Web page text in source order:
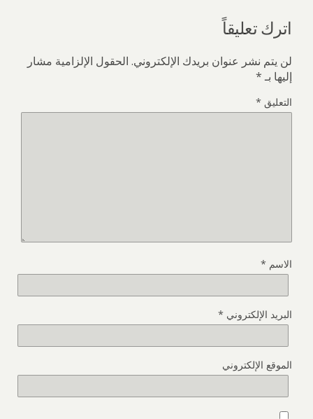
اترك تعليقاً
لن يتم نشر عنوان بريدك الإلكتروني. الحقول الإلزامية مشار
إليها بـ*
التعليق *
الاسم *
البريد الإلكتروني *
الموقع الإلكتروني